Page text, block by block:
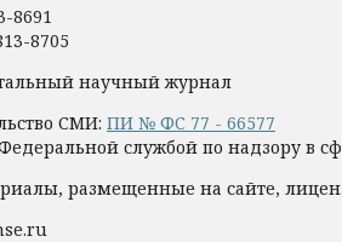
8691
8705
научный журнал
СМИ: ПИ № ФС 77 - 66577
службой по надзору в
размещенные на сайте,